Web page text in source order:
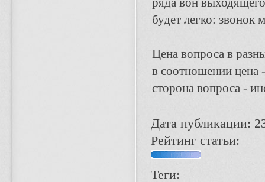
будет легко: звонок
Цена вопроса в
в соотношении цена
сторона вопроса -
Дата публикации:
Рейтинг статьи:
Теги: